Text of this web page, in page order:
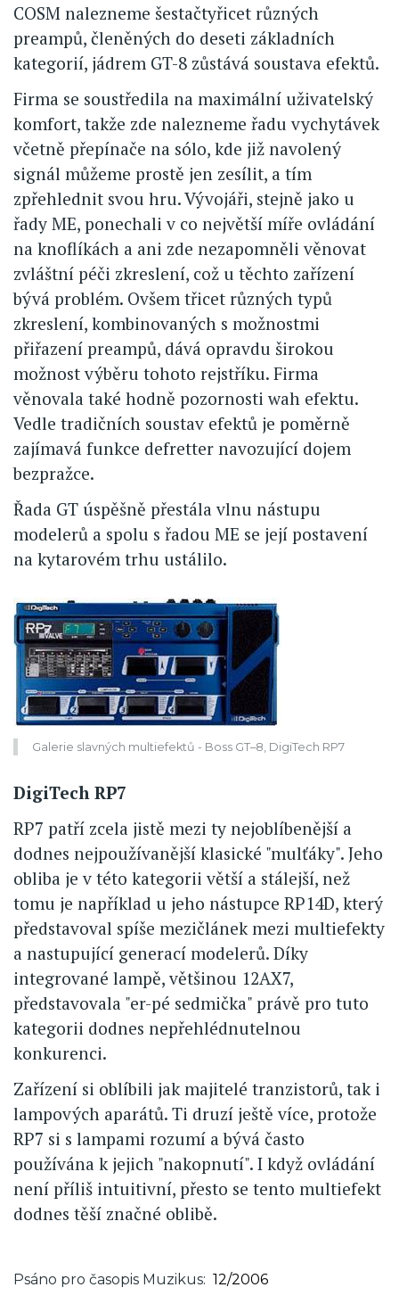
COSM nalezneme šestačtyřicet různých
preampů, členěných do deseti základních
kategorií, jádrem GT-8 zůstává soustava efektů.
Firma se soustředila na maximální uživatelský
komfort, takže zde nalezneme řadu vychytávek
včetně přepínače na sólo, kde již navolený
signál můžeme prostě jen zesílit, a tím
zpřehlednit svou hru. Vývojáři, stejně jako u
řady ME, ponechali v co největší míře ovládání
na knoflíkách a ani zde nezapomněli věnovat
zvláštní péči zkreslení, což u těchto zařízení
bývá problém. Ovšem třicet různých typů
zkreslení, kombinovaných s možnostmi
přiřazení preampů, dává opravdu širokou
možnost výběru tohoto rejstříku. Firma
věnovala také hodně pozornosti wah efektu.
Vedle tradičních soustav efektů je poměrně
zajímavá funkce defretter navozující dojem
bezpražce.
Řada GT úspěšně přestála vlnu nástupu
modelerů a spolu s řadou ME se její postavení
na kytarovém trhu ustálilo.
Galerie slavných multiefektů - Boss GT–8, DigiTech RP7
DigiTech RP7
RP7 patří zcela jistě mezi ty nejoblíbenější a
dodnes nejpoužívanější klasické "mulťáky". Jeho
obliba je v této kategorii větší a stálejší, než
tomu je například u jeho nástupce RP14D, který
představoval spíše mezičlánek mezi multiefekty
a nastupující generací modelerů. Díky
integrované lampě, většinou 12AX7,
představovala "er-pé sedmička" právě pro tuto
kategorii dodnes nepřehlédnutelnou
konkurenci.
Zařízení si oblíbili jak majitelé tranzistorů, tak i
lampových aparátů. Ti druzí ještě více, protože
RP7 si s lampami rozumí a bývá často
používána k jejich "nakopnutí". I když ovládání
není příliš intuitivní, přesto se tento multiefekt
dodnes těší značné oblibě.
Psáno pro časopis Muzikus 12/2006